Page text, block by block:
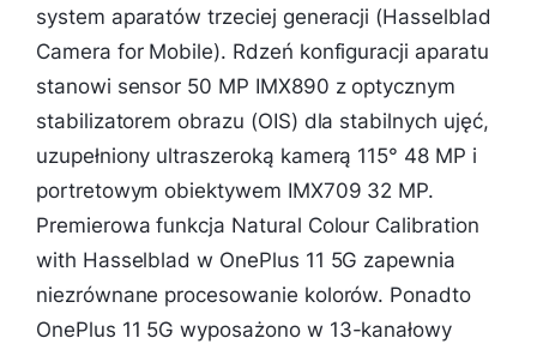
system aparatów trzeciej generacji (Hasselblad
Camera for Mobile). Rdzeń konfiguracji aparatu
stanowi sensor 50 MP IMX890 z optycznym
stabilizatorem obrazu (OIS) dla stabilnych ujęć,
uzupełniony ultraszeroką kamerą 115° 48 MP i
portretowym obiektywem IMX709 32 MP.
Premierowa funkcja Natural Colour Calibration
with Hasselblad w OnePlus 11 5G zapewnia
niezrównane procesowanie kolorów. Ponadto
OnePlus 11 5G wyposażono w 13-kanałowy